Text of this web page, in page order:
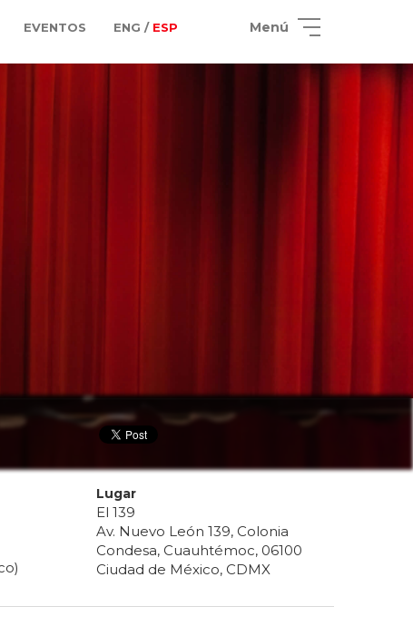
EVENTOS ENG / ESP Menú
Lugar
El 139
Av. Nuevo León 139, Colonia
Condesa, Cuauhtémoc, 06100
Ciudad de México, CDMX